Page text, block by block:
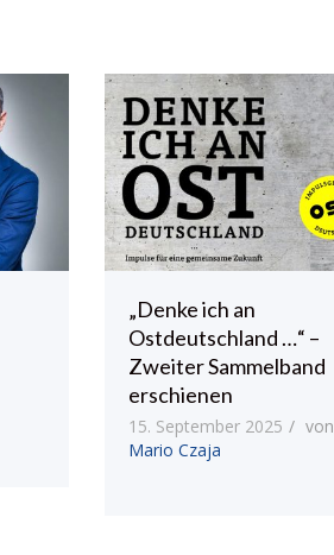
„Denke ich an
Ostdeutschland …“ –
Zweiter Sammelband
erschienen
15. September 2025
von
Mario Czaja